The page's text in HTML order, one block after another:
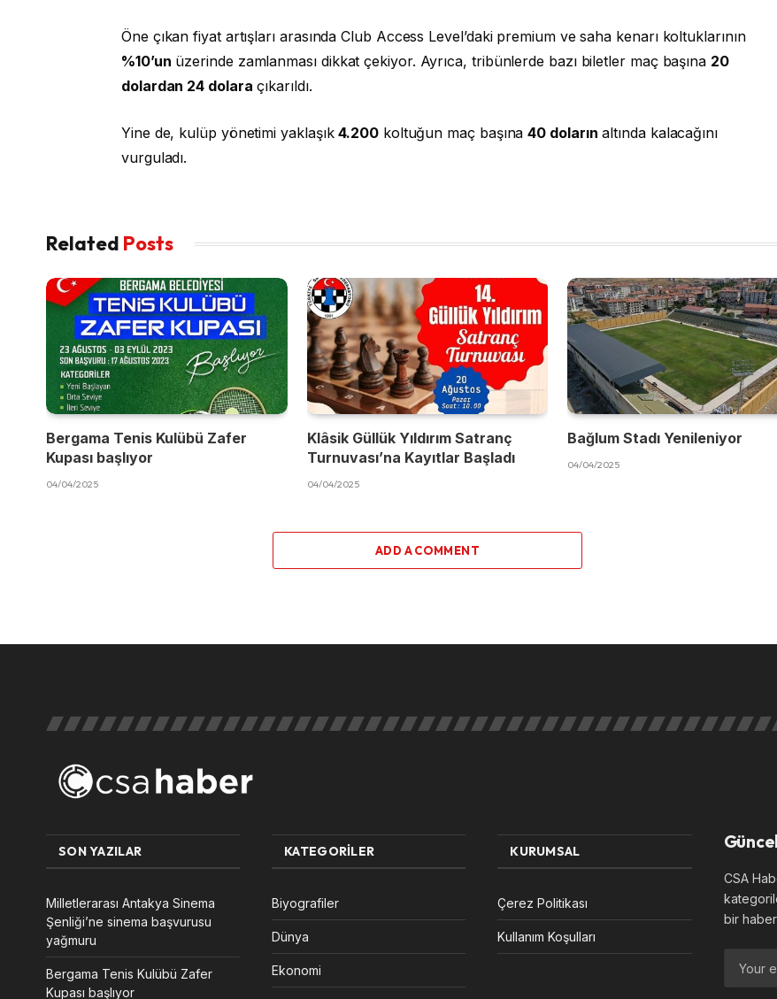
Öne çıkan fiyat artışları arasında Club Access Level’daki premium ve saha kenarı koltuklarının
%10’un üzerinde zamlanması dikkat çekiyor. Ayrıca, tribünlerde bazı biletler maç başına 20
dolardan 24 dolara çıkarıldı.
Yine de, kulüp yönetimi yaklaşık4.200koltuğun maç başına40 doların altında kalacağını
vurguladı.
Related Posts
Bergama Tenis Kulübü Zafer
Kupası başlıyor
04/04/2025
Klâsik Güllük Yıldırım Satranç
Turnuvası’na Kayıtlar Başladı
04/04/2025
Bağlum Stadı Yenileniyor
04/04/2025
ADD A COMMENT
SON YAZILAR
Milletlerarası Antakya Sinema
Şenliği’ne sinema başvurusu
yağmuru
Bergama Tenis Kulübü Zafer
Kupası başlıyor
KATEGORILER
Biyografiler
Dünya
Ekonomi
KURUMSAL
Çerez Politikası
Kullanım Koşulları
CSA
bir